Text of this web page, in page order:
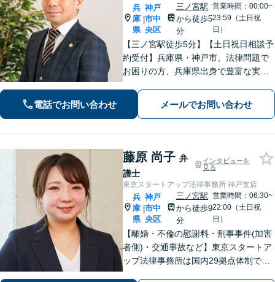
兵
庫
県
|
神戸
市中
央区
三ノ宮駅
から徒歩5
分
営業時間：00:00~
23:59（土日祝
日）
【三ノ宮駅徒歩5分】【土日祝日相談予
約受付】兵庫県・神戸市、法律問題で
お困りの方、兵庫県出身で豊富な実績
を目指します。どうぞお気軽にご相談
ください。
電話でお問い合わせ メールでお問い合わせ
藤原 尚子 弁
護士
インタビューを
見る
東京スタートアップ法律事務所 神戸支店
兵
庫
県
|
神戸
市中
央区
三ノ宮駅
から徒歩9
分
営業時間：06:30~
22:00（土日祝
日）
【離婚・不倫の慰謝料・刑事事件(加害
者側)・交通事故など】東京スタートア
ップ法律事務所は国内29拠点体制で全